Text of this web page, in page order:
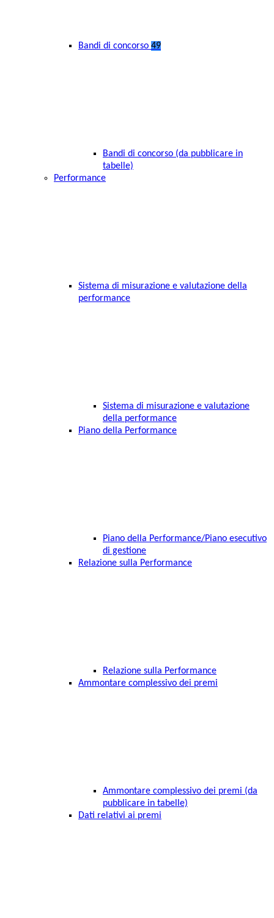
Bandi di concorso 49
Bandi di concorso (da pubblicare in
tabelle)
Performance
Sistema di misurazione e valutazione della
performance
Sistema di misurazione e valutazione
della performance
Piano della Performance
Piano della Performance/Piano esecutivo
di gestione
Relazione sulla Performance
Relazione sulla Performance
Ammontare complessivo dei premi
Ammontare complessivo dei premi (da
pubblicare in tabelle)
Dati relativi ai premi